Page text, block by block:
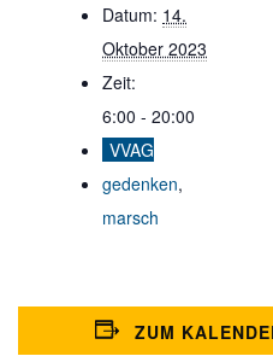
Datum: 14.
Oktober 2023
Zeit:
6:00 - 20:00
VVAG
gedenken,
marsch
ZUM